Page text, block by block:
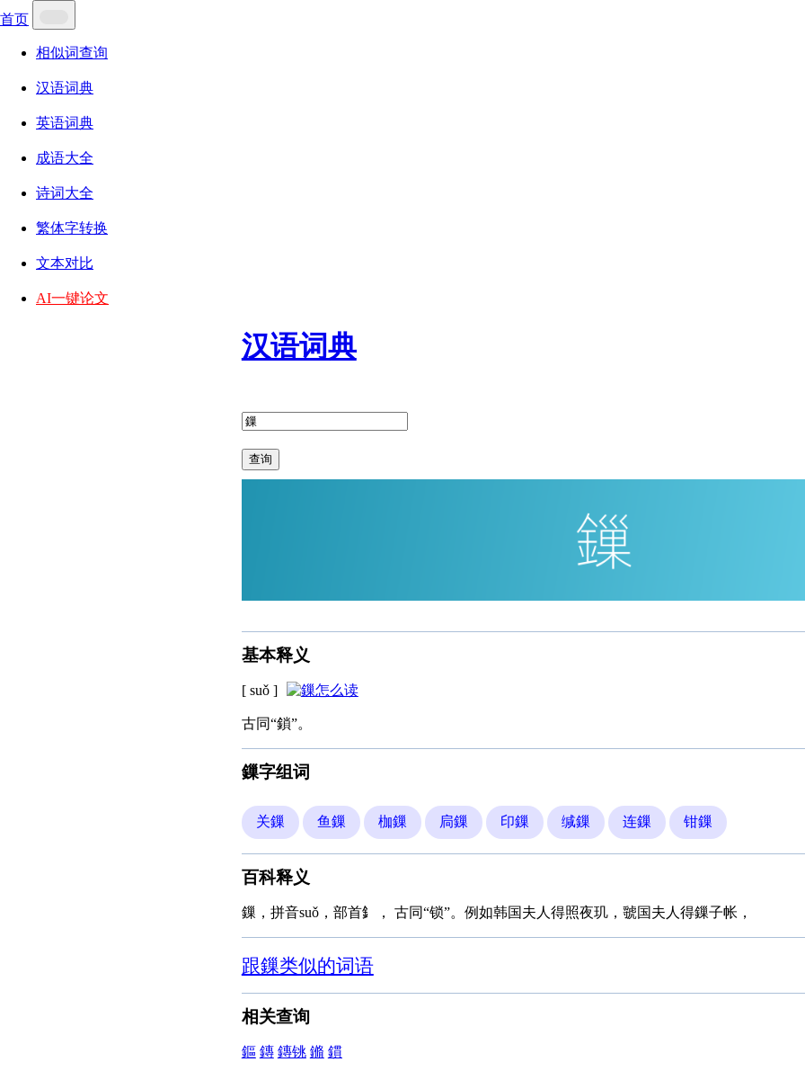
首页
相似词查询
汉语词典
英语词典
成语大全
诗词大全
繁体字转换
文本对比
AI一键论文
汉语词典
查询
基本释义
[ suǒ ]
古同“鎖”。
鏁字组词
关鏁 鱼鏁 枷鏁 扃鏁 印鏁 缄鏁 连鏁 钳鏁
百科释义
鏁，拼音suǒ，部首釒， 古同“锁”。例如韩国夫人得照夜玑，虢国夫人得鏁子帐，
跟鏁类似的词语
相关查询
鏂 鏄 鏄铫 鏅 鏆